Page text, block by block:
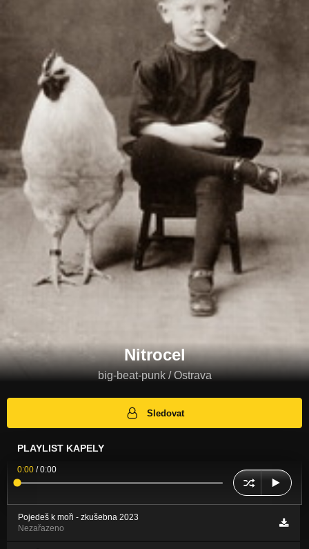
Nitrocel
big-beat-punk / Ostrava
Sledovat
PLAYLIST KAPELY
0:00 /0:00
Pojedeš k moři - zkušebna 2023
Nezařazeno